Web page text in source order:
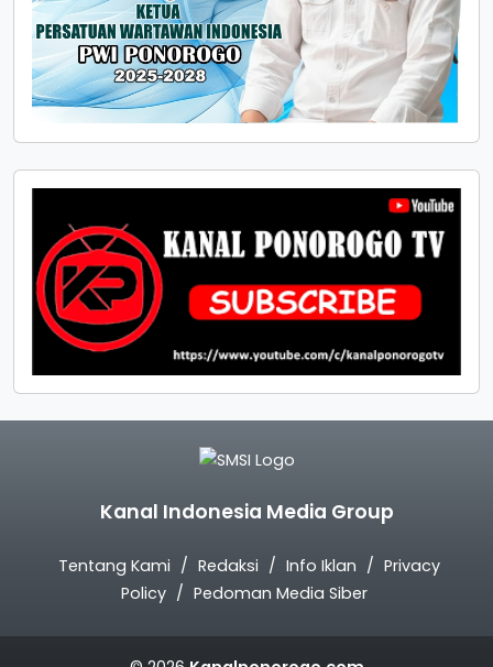
Kanal Indonesia Media Group
Tentang Kami Redaksi Info Iklan
Privacy
Policy
Pedoman Media Siber